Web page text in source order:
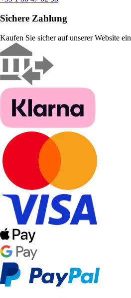
Sichere Zahlung
Kaufen Sie sicher auf unserer Website ein